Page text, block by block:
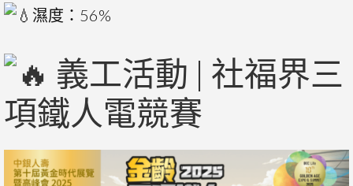
濕度：56%
義工活動 | 社福界三
項鐵人電競賽